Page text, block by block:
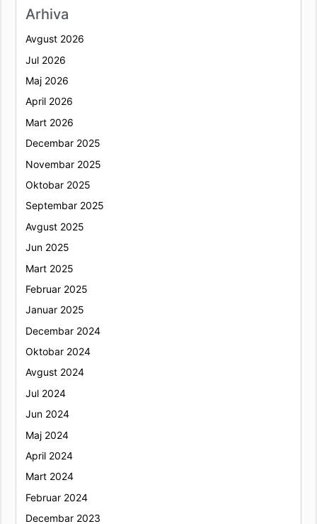
Arhiva
Avgust 2026
Jul 2026
Maj 2026
April 2026
Mart 2026
Decembar 2025
Novembar 2025
Oktobar 2025
Septembar 2025
Avgust 2025
Jun 2025
Mart 2025
Februar 2025
Januar 2025
Decembar 2024
Oktobar 2024
Avgust 2024
Jul 2024
Jun 2024
Maj 2024
April 2024
Mart 2024
Februar 2024
Decembar 2023